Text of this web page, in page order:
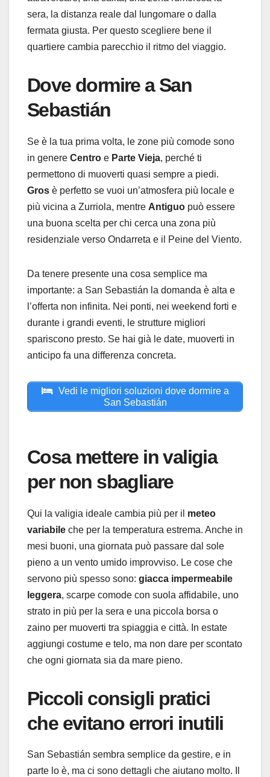
sera, la distanza reale dal lungomare o dalla
fermata giusta. Per questo scegliere bene il
quartiere cambia parecchio il ritmo del viaggio.
Dove dormire a San
Sebastián
Se è la tua prima volta, le zone più comode sono
in genere Centro e Parte Vieja, perché ti
permettono di muoverti quasi sempre a piedi.
Gros è perfetto se vuoi un’atmosfera più locale e
più vicina a Zurriola, mentre Antiguo può essere
una buona scelta per chi cerca una zona più
residenziale verso Ondarreta e il Peine del Viento.
Da tenere presente una cosa semplice ma
importante: a San Sebastián la domanda è alta e
l’offerta non infinita. Nei ponti, nei weekend forti e
durante i grandi eventi, le strutture migliori
spariscono presto. Se hai già le date, muoverti in
anticipo fa una differenza concreta.
Vedi le migliori soluzioni dove dormire a
San Sebastián
Cosa mettere in valigia
per non sbagliare
Qui la valigia ideale cambia più per il meteo
variabile che per la temperatura estrema. Anche in
mesi buoni, una giornata può passare dal sole
pieno a un vento umido improvviso. Le cose che
servono più spesso sono: giacca impermeabile
leggera, scarpe comode con suola affidabile, uno
strato in più per la sera e una piccola borsa o
zaino per muoverti tra spiaggia e città. In estate
aggiungi costume e telo, ma non dare per scontato
che ogni giornata sia da mare pieno.
Piccoli consigli pratici
che evitano errori inutili
San Sebastián sembra semplice da gestire, e in
parte lo è, ma ci sono dettagli che aiutano molto. Il